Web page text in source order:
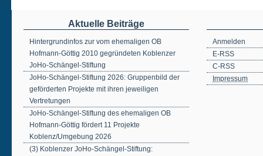
Aktuelle Beiträge
Hintergrundinfos zur vom ehemaligen OB
Hofmann-Göttig 2010 gegründeten Koblenzer
JoHo-Schängel-Stiftung
JoHo-Schängel-Stiftung 2026: Gruppenbild der
geförderten Projekte mit ihren jeweiligen
Vertretungen
JoHo-Schängel-Stiftung des ehemaligen OB
Hofmann-Göttig fördert 11 Projekte
Koblenz/Umgebung 2026
(3) Koblenzer JoHo-Schängel-Stiftung:
Anmelden
E-RSS
C-RSS
Impressum